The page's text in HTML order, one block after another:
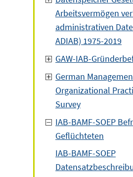
Arbeitsvermögen
administrativen
ADIAB) 1975-2019
GAW-IAB-
German
Organizational
Survey
IAB-BAMF-SOEP
Geflüchteten
IAB-BAMF-SOEP